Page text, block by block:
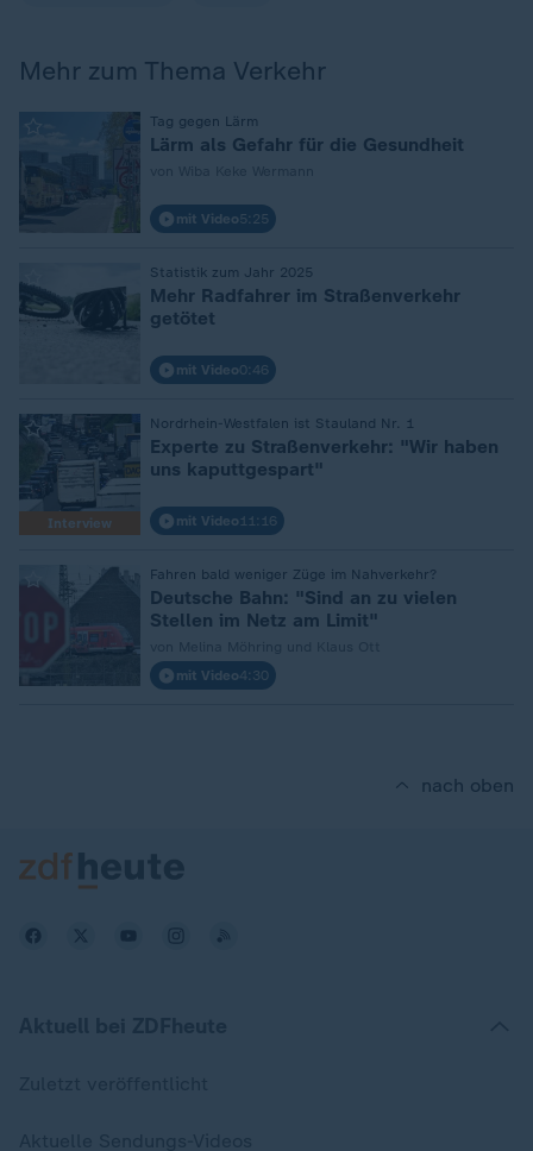
Mehr zum Thema Verkehr
Tag gegen Lärm
Lärm als Gefahr für die Gesundheit
mit Video5:25
Statistik zum Jahr 2025
:
Mehr Radfahrer im Straßenverkehr
getötet
mit Video0:46
Interview
Nordrhein-Westfalen ist Stauland Nr. 1
Experte zu Straßenverkehr: "Wir haben
uns kaputtgespart"
mit Video 11:16
Fahren bald weniger Züge im Nahverkehr?
:
Deutsche Bahn: "Sind an zu vielen
Stellen im Netz am Limit"
mit Video4:30
nach oben